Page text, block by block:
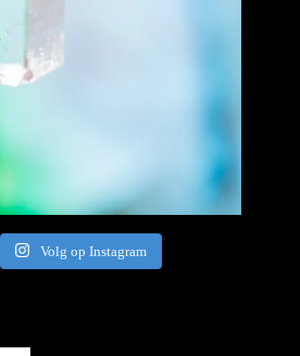
Volg op Instagram